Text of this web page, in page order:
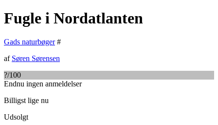
Fugle i Nordatlanten
Gads naturbøger #
af Søren Sørensen
?/100
Endnu ingen anmeldelser
Billigst lige nu
Udsolgt